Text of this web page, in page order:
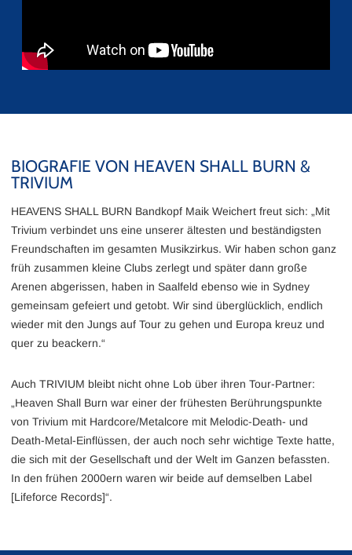
BIOGRAFIE VON HEAVEN SHALL BURN &
TRIVIUM
HEAVENS SHALL BURN Bandkopf Maik Weichert freut sich: „Mit
Trivium verbindet uns eine unserer ältesten und beständigsten
Freundschaften im gesamten Musikzirkus. Wir haben schon ganz
früh zusammen kleine Clubs zerlegt und später dann große
Arenen abgerissen, haben in Saalfeld ebenso wie in Sydney
gemeinsam gefeiert und getobt. Wir sind überglücklich, endlich
wieder mit den Jungs auf Tour zu gehen und Europa kreuz und
quer zu beackern.“
Auch TRIVIUM bleibt nicht ohne Lob über ihren Tour-Partner:
„Heaven Shall Burn war einer der frühesten Berührungspunkte
von Trivium mit Hardcore/Metalcore mit Melodic-Death- und
Death-Metal-Einflüssen, der auch noch sehr wichtige Texte hatte,
die sich mit der Gesellschaft und der Welt im Ganzen befassten.
In den frühen 2000ern waren wir beide auf demselben Label
[Lifeforce Records]“.